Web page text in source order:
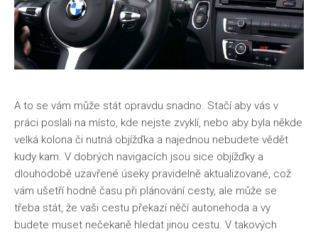
A to se vám může stát opravdu snadno. Stačí aby vás v
práci poslali na místo, kde nejste zvyklí, nebo aby byla někde
velká kolona či nutná objížďka a najednou nebudete vědět
kudy kam. V dobrých navigacích jsou sice objížďky a
dlouhodobě uzavřené úseky pravidelně aktualizované, což
vám ušetří hodně času při plánování cesty, ale může se
třeba stát, že vaši cestu překazí něčí autonehoda a vy
budete muset nečekaně hledat jinou cestu. V takových